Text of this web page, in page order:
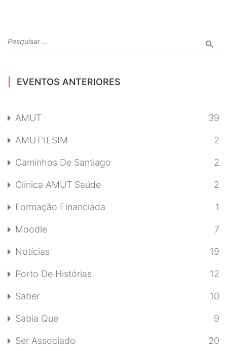
EVENTOS ANTERIORES
AMUT 39
AMUT'IESIM 2
Caminhos De Santiago 2
Clínica AMUT Saúde 2
Formação Financiada 1
Moodle 7
Notícias 19
Porto De Histórias 12
Saber 10
Sabia Que 9
Ser Associado 20